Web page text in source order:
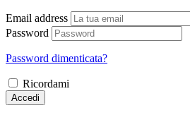
Email address
Password
Password dimenticata?
Ricordami
Accedi